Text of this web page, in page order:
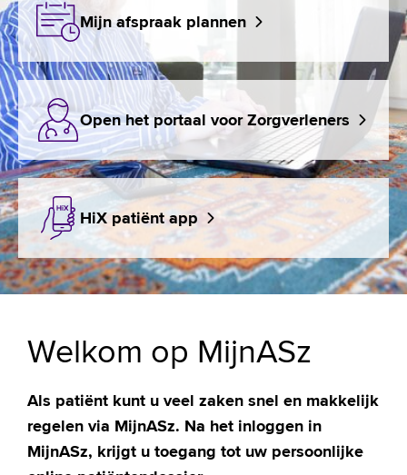
Mijn afspraak plannen
Open het portaal voor Zorgverleners
HiX patiënt app
Welkom op MijnASz
Als patiënt kunt u veel zaken snel en makkelijk
regelen via MijnASz. Na het inloggen in
MijnASz, krijgt u toegang tot uw persoonlijke